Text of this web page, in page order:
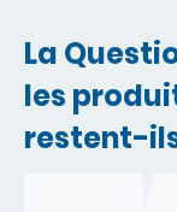
La
les
restent-